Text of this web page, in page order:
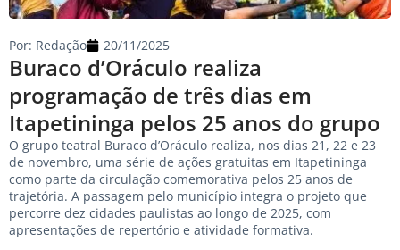
Buraco d’Oráculo realiza
programação de três dias em
Itapetininga pelos 25 anos do grupo
Por: Redação 20/11/2025
O grupo teatral Buraco d’Oráculo realiza, nos dias 21, 22 e 23
de novembro, uma série de ações gratuitas em Itapetininga
como parte da circulação comemorativa pelos 25 anos de
trajetória. A passagem pelo município integra o projeto que
percorre dez cidades paulistas ao longo de 2025, com
apresentações de repertório e atividade formativa.